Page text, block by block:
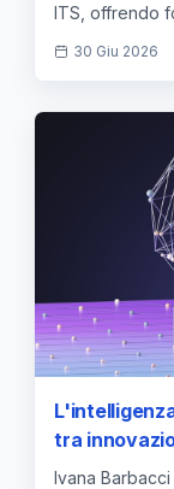
ITS, offrendo
30 Giu 2026
tra
competenze
Ivana